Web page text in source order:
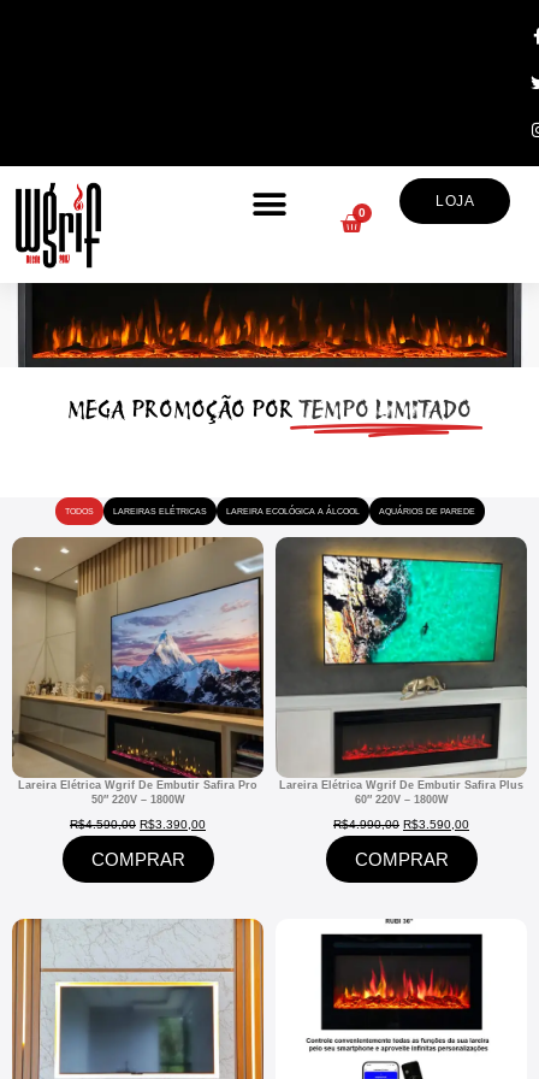
0
LOJA
MEGA PROMOÇÃO POR TEMPO LIMITADO
LAREIRAS ELÉTRICAS LAREIRA ECOLÓGICA A ÁLCOOL AQUÁRIOS DE PAREDE
TODOS
Lareira Elétrica Wgrif De Embutir Safira Pro
50″ 220V – 1800W
R$4.590,00 R$3.390,00
COMPRAR
Lareira Elétrica Wgrif De Embutir Safira Plus
60″ 220V – 1800W
R$4.990,00 R$3.590,00
COMPRAR